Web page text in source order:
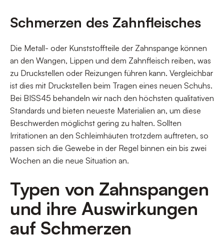
Schmerzen des Zahnfleisches
Die Metall- oder Kunststoffteile der Zahnspange können
an den Wangen, Lippen und dem Zahnfleisch reiben, was
zu Druckstellen oder Reizungen führen kann. Vergleichbar
ist dies mit Druckstellen beim Tragen eines neuen Schuhs.
Bei BISS45 behandeln wir nach den höchsten qualitativen
Standards und bieten neueste Materialien an, um diese
Beschwerden möglichst gering zu halten. Sollten
Irritationen an den Schleimhäuten trotzdem auftreten, so
passen sich die Gewebe in der Regel binnen ein bis zwei
Wochen an die neue Situation an.
Typen von Zahnspangen
und ihre Auswirkungen
auf Schmerzen